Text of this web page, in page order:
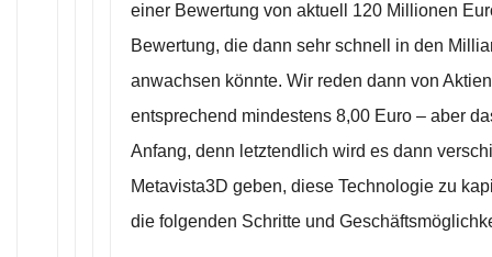
einer Bewertung von aktuell 120 Millionen
Bewertung, die dann sehr schnell in den
anwachsen könnte. Wir reden dann von
entsprechend mindestens 8,00 Euro – aber
Anfang, denn letztendlich wird es dann
Metavista3D geben, diese Technologie zu
die folgenden Schritte und